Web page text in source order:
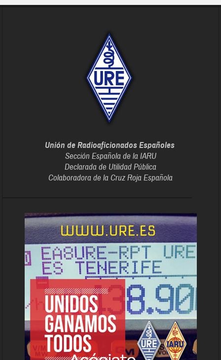
Unión de Radioaficionados Españoles
Sección Española de la IARU
Declarada de Utilidad Pública
Colaboradora de la Cruz Roja Española